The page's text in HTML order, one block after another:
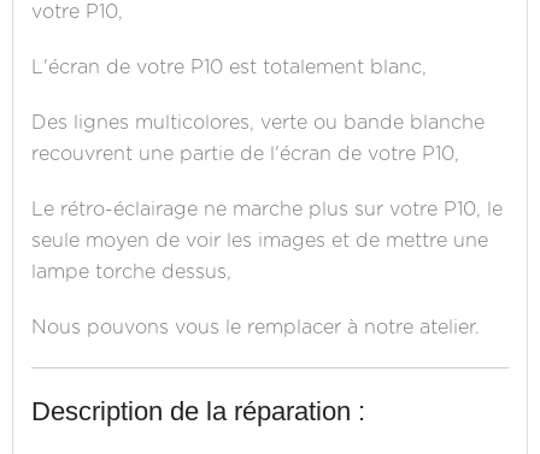
votre P10,
L'écran de votre P10 est totalement blanc,
Des lignes multicolores, verte ou bande blanche
recouvrent une partie de l'écran de votre P10,
Le rétro-éclairage ne marche plus sur votre P10, le
seule moyen de voir les images et de mettre une
lampe torche dessus,
Nous pouvons vous le remplacer à notre atelier.
Description de la réparation :